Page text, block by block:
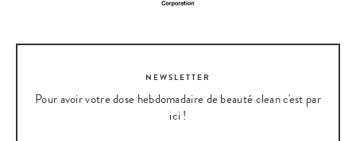
NEWSLETTER
Pour avoir votre dose hebdomadaire de beauté clean c'est par
ici !